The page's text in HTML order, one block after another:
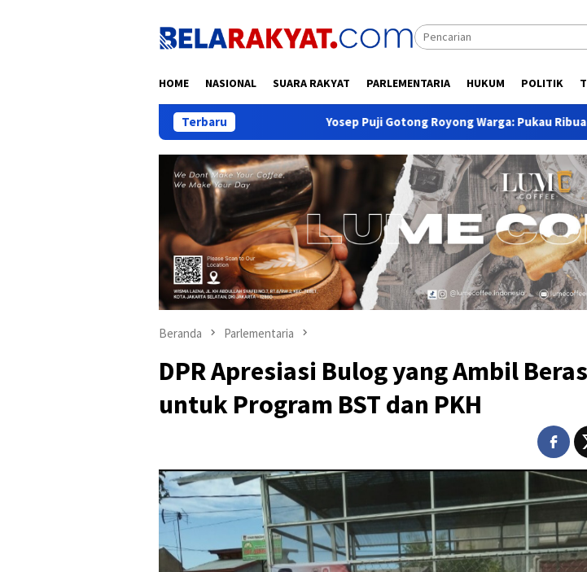
HOME NASIONAL SUARA RAKYAT PARLEMENTARIA HUKUM POLITIK
TerbaruYosep Puji Gotong Royong Warga: Pukau Ribuan Orang, Desa
Beranda Parlementaria
DPR Apresiasi Bulog yang Ambil
untuk Program BST dan PKH